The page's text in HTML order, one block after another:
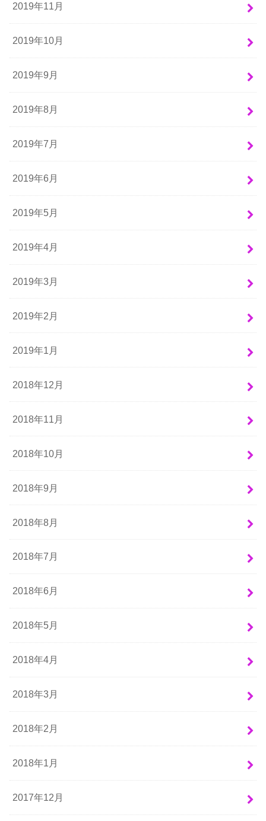
2019年11月
2019年10月
2019年9月
2019年8月
2019年7月
2019年6月
2019年5月
2019年4月
2019年3月
2019年2月
2019年1月
2018年12月
2018年11月
2018年10月
2018年9月
2018年8月
2018年7月
2018年6月
2018年5月
2018年4月
2018年3月
2018年2月
2018年1月
2017年12月